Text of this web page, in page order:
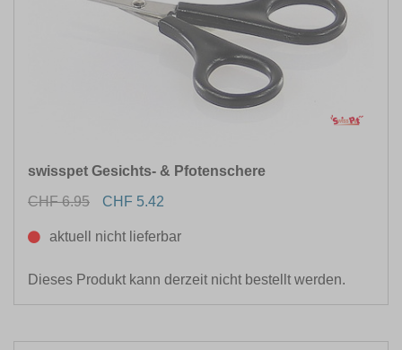
swisspet Gesichts- & Pfotenschere
CHF 6.95
CHF 5.42
aktuell nicht lieferbar
Dieses Produkt kann derzeit nicht bestellt werden.